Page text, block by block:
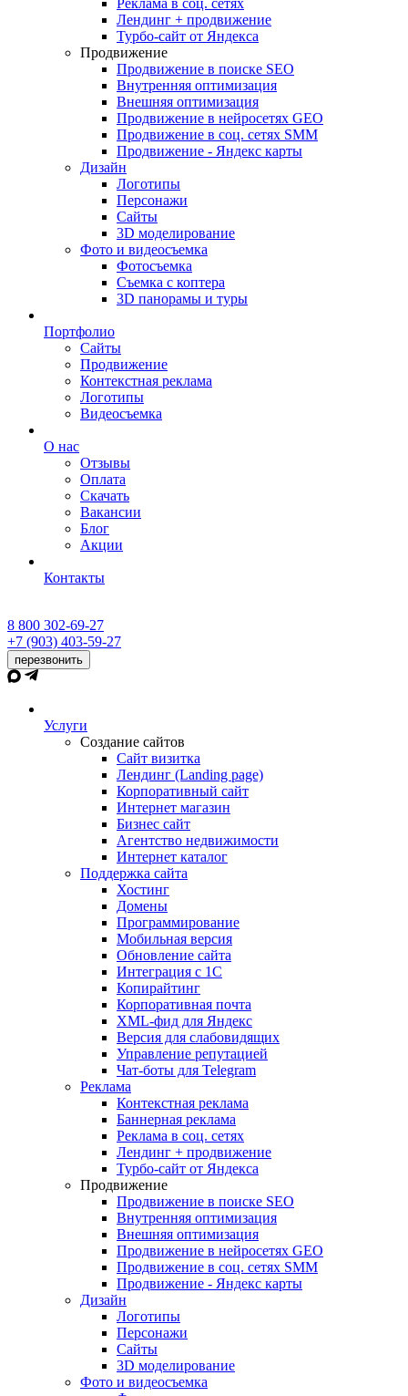
Реклама в соц. сетях
Лендинг + продвижение
Турбо-сайт от Яндекса
Продвижение
Продвижение в поиске SEO
Внутренняя оптимизация
Внешняя оптимизация
Продвижение в нейросетях GEO
Продвижение в соц. сетях SMM
Продвижение - Яндекс карты
Дизайн
Логотипы
Персонажи
Сайты
3D моделирование
Фото и видеосъемка
Фотосъемка
Съемка с коптера
3D панорамы и туры
Портфолио
Сайты
Продвижение
Контекстная реклама
Логотипы
Видеосъемка
О нас
Отзывы
Оплата
Скачать
Вакансии
Блог
Акции
Контакты
8 800 302-69-27
+7 (903) 403-59-27
перезвонить
Услуги
Создание сайтов
Сайт визитка
Лендинг (Landing page)
Корпоративный сайт
Интернет магазин
Бизнес сайт
Агентство недвижимости
Интернет каталог
Поддержка сайта
Хостинг
Домены
Программирование
Мобильная версия
Обновление сайта
Интеграция с 1С
Копирайтинг
Корпоративная почта
XML-фид для Яндекс
Версия для слабовидящих
Управление репутацией
Чат-боты для Telegram
Реклама
Контекстная реклама
Баннерная реклама
Реклама в соц. сетях
Лендинг + продвижение
Турбо-сайт от Яндекса
Продвижение
Продвижение в поиске SEO
Внутренняя оптимизация
Внешняя оптимизация
Продвижение в нейросетях GEO
Продвижение в соц. сетях SMM
Продвижение - Яндекс карты
Дизайн
Логотипы
Персонажи
Сайты
3D моделирование
Фото и видеосъемка